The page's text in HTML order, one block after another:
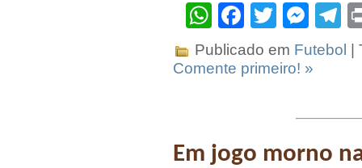
WhatsApp
Facebook
Twitter
Publicado em Futebol
|
Comente primeiro! »
Em jogo morno